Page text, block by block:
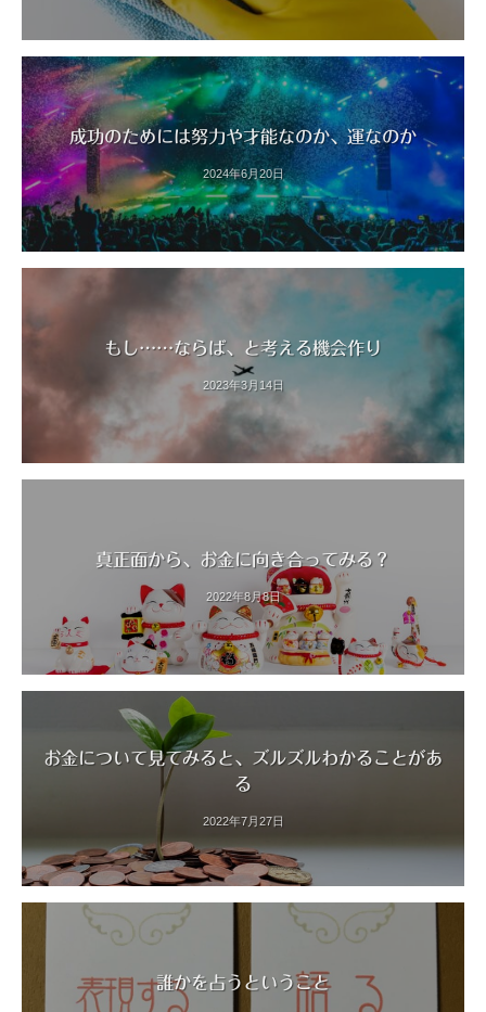
成功のためには努力や才能なのか、運なのか
2024年6月20日
もし……ならば、と考える機会作り
2023年3月14日
真正面から、お金に向き合ってみる？
2022年8月8日
お金について見てみると、ズルズルわかることがあ
る
2022年7月27日
誰かを占うということ